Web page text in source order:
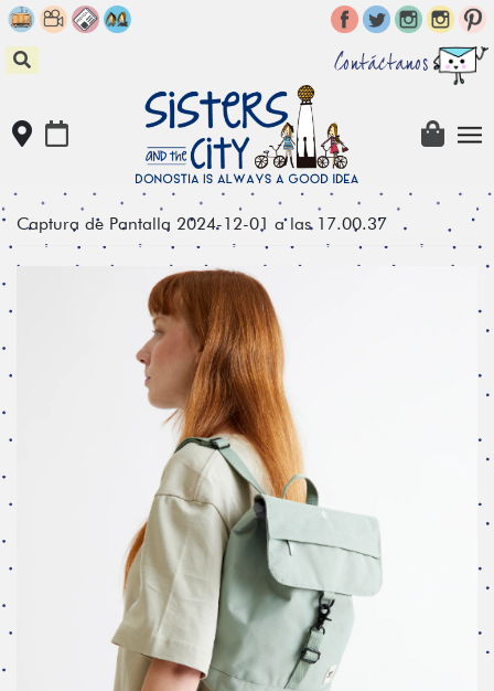
Skip
to
content
Contáctanos
Captura de Pantalla 2024-12-01 a las 17.00.37